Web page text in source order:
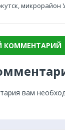
микрорайон
КОММЕНТАРИЙ
вам